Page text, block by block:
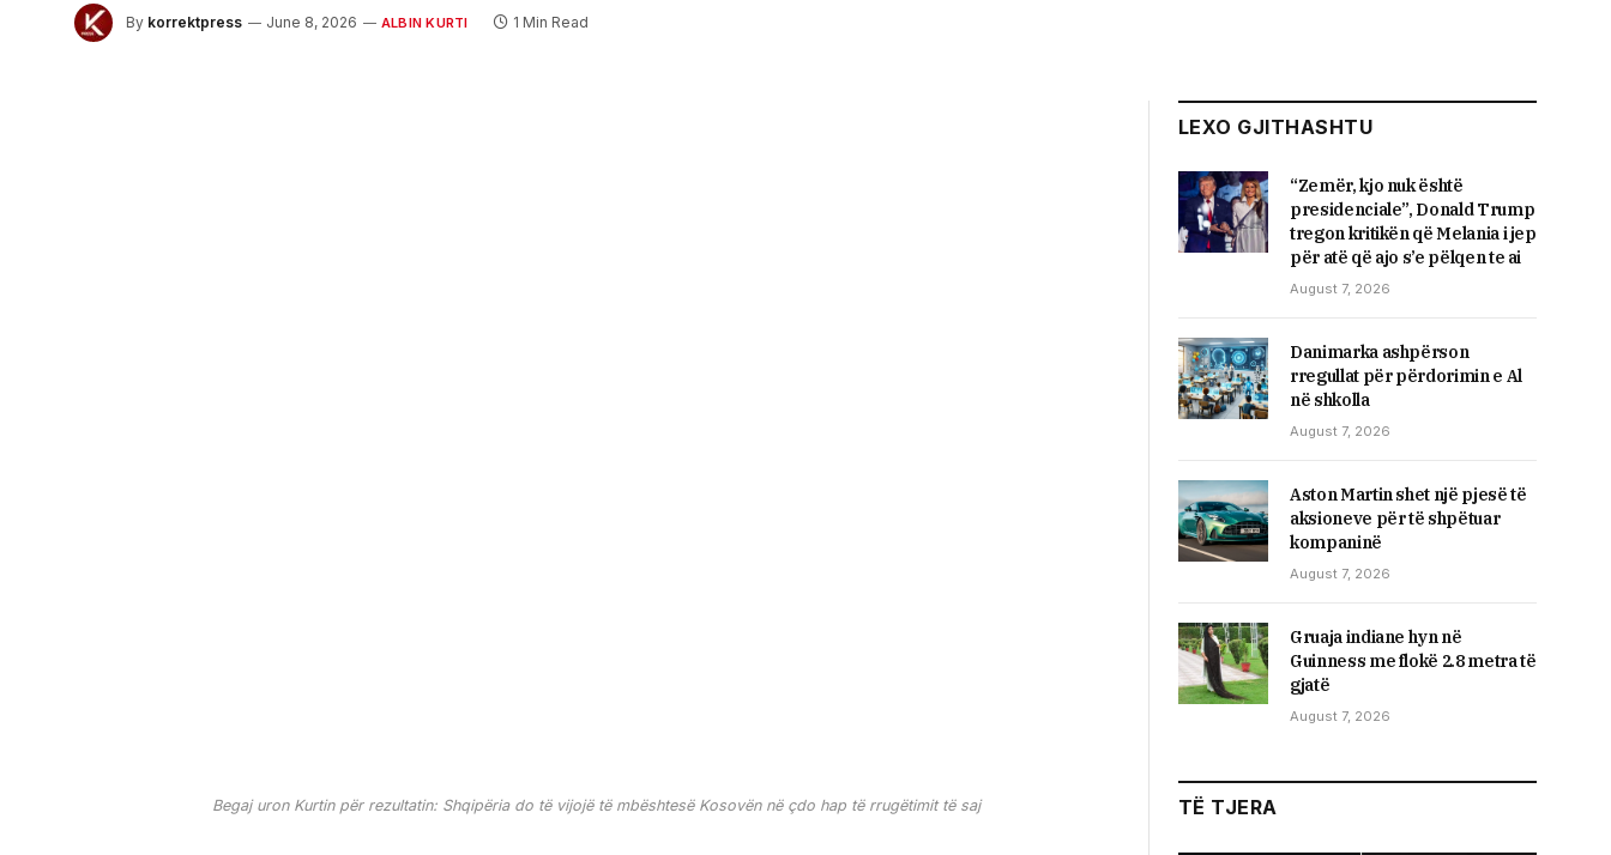
By korrektpress June 8, 2026 ALBIN KURTI 1 Min Read
Begaj uron Kurtin për rezultatin: Shqipëria do të vijojë të mbështesë Kosovën në çdo hap të rrugëtimit të saj
LEXO GJITHASHTU
“Zemër, kjo nuk është
presidenciale”, Donald Trump
tregon kritikën që Melania i jep
për atë që ajo s’e pëlqen te ai
August 7, 2026
Danimarka ashpërson
rregullat për përdorimin e Al
në shkolla
August 7, 2026
Aston Martin shet një pjesë të
aksioneve për të shpëtuar
kompaninë
August 7, 2026
Gruaja indiane hyn në
Guinness me flokë 2.8 metra të
gjatë
August 7, 2026
TË TJERA